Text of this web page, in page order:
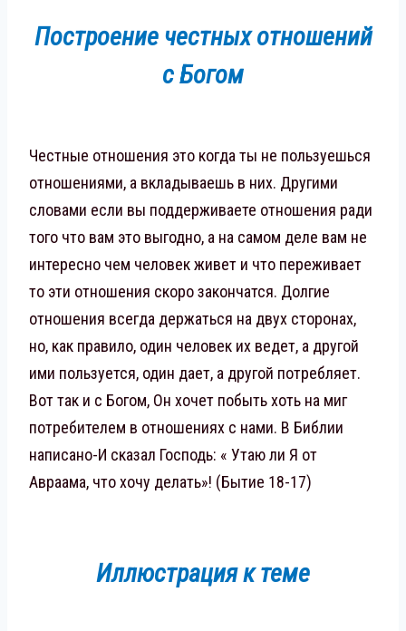
Построение честных отношений
с Богом
Честные отношения это когда ты не пользуешься
отношениями, а вкладываешь в них. Другими
словами если вы поддерживаете отношения ради
того что вам это выгодно, а на самом деле вам не
интересно чем человек живет и что переживает
то эти отношения скоро закончатся. Долгие
отношения всегда держаться на двух сторонах,
но, как правило, один человек их ведет, а другой
ими пользуется, один дает, а другой потребляет.
Вот так и с Богом, Он хочет побыть хоть на миг
потребителем в отношениях с нами. В Библии
написано-И сказал Господь: « Утаю ли Я от
Авраама, что хочу делать»! (Бытие 18-17)
Иллюстрация к теме